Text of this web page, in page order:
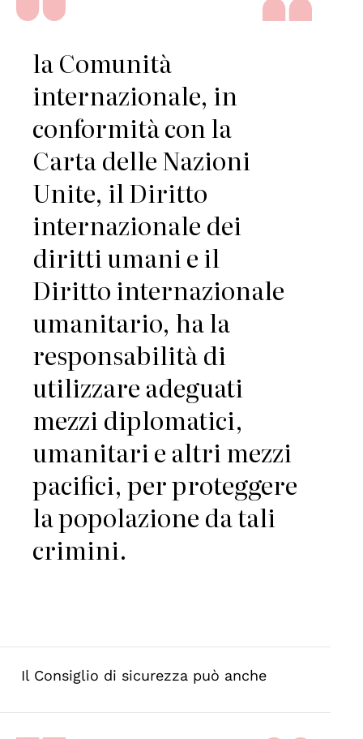
la Comunità
internazionale, in
conformità con la
Carta delle Nazioni
Unite, il Diritto
internazionale dei
diritti umani e il
Diritto internazionale
umanitario, ha la
responsabilità di
utilizzare adeguati
mezzi diplomatici,
umanitari e altri mezzi
pacifici, per proteggere
la popolazione da tali
crimini.
Il Consiglio di sicurezza può anche